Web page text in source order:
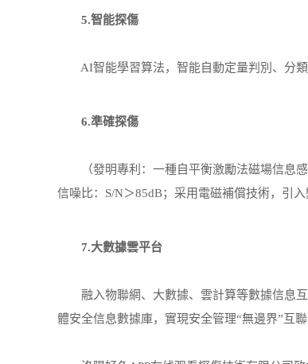
5.智能探傷
AI智能學習算法，智能自動定量判別、分類
6.準確探傷
（發明專利：一種自平衡激勵法磁場信息感
信噪比：S/N＞85dB；采用電磁補償技術，引入
7.大數據雲平台
融入物聯網、大數據、雲計算等數據信息互
體安全信息數據庫，實現安全管理“無邊界”互聯